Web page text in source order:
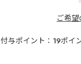
ご希
付与ポイント：19ポイ